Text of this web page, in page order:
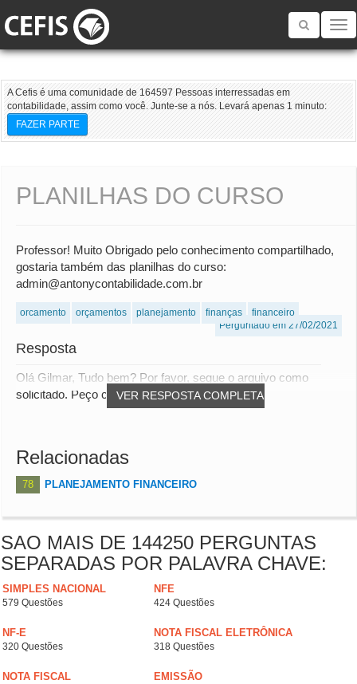
Toggle
A Cefis é uma comunidade de 164597 Pessoas interressadas em
contabilidade, assim como você. Junte-se a nós. Levará apenas 1 minuto:
FAZER PARTE
PLANILHAS DO CURSO
Professor! Muito Obrigado pelo conhecimento compartilhado,
gostaria também das planilhas do curso:
admin@antonycontabilidade.com.br
orcamento orçamentos planejamento finanças
financeiro
Perguntado em 27/02/2021
Resposta
VER RESPOSTA COMPLETA
Olá Gilmar, Tudo bem? Por favor, segue o arquivo como
solicitado. Peço confirmar o recebimento. a...
Relacionadas
78 PLANEJAMENTO FINANCEIRO
SAO MAIS DE 144250 PERGUNTAS
SEPARADAS POR PALAVRA CHAVE:
SIMPLES NACIONAL
579 Questões
NFE
424 Questões
NF-E
320 Questões
NOTA FISCAL ELETRÔNICA
318 Questões
NOTA FISCAL EMISSÃO